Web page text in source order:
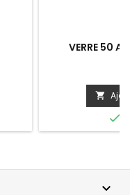
VERRE 50


